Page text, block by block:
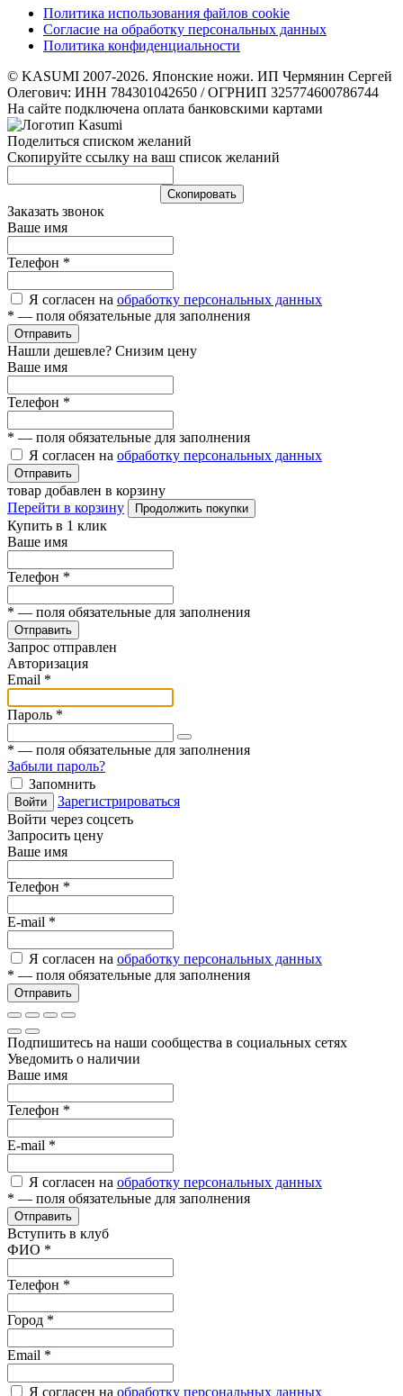
Политика использования файлов cookie
Согласие на обработку персональных данных
Политика конфиденциальности
© KASUMI 2007-2026. Японские ножи. ИП Чермянин Сергей
Олегович: ИНН 784301042650 / ОГРНИП 325774600786744
На сайте подключена оплата банковскими картами
Поделиться списком желаний
Скопируйте ссылку на ваш список желаний
Cкопировать
Заказать звонок
Ваше имя
Телефон *
Я согласен на обработку персональных данных
* — поля обязательные для заполнения
Отправить
Нашли дешевле? Снизим цену
Ваше имя
Телефон *
* — поля обязательные для заполнения
Я согласен на обработку персональных данных
Отправить
товар добавлен в корзину
Перейти в корзину
Продолжить покупки
Купить в 1 клик
Ваше имя
Телефон *
* — поля обязательные для заполнения
Отправить
Запрос отправлен
Авторизация
Email *
Пароль *
* — поля обязательные для заполнения
Забыли пароль?
Запомнить
Войти
Зарегистрироваться
Войти через соцсеть
Запросить цену
Ваше имя
Телефон *
E-mail *
Я согласен на обработку персональных данных
* — поля обязательные для заполнения
Отправить
Подпишитесь на наши сообщества в социальных сетях
Уведомить о наличии
Ваше имя
Телефон *
E-mail *
Я согласен на обработку персональных данных
* — поля обязательные для заполнения
Отправить
Вступить в клуб
ФИО *
Телефон *
Город *
Email *
Я согласен на обработку персональных данных